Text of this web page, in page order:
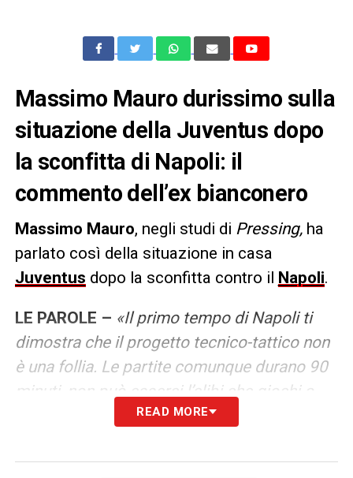
Massimo Mauro durissimo sulla
situazione della Juventus dopo
la sconfitta di Napoli: il
commento dell’ex bianconero
Massimo Mauro, negli studi di Pressing, ha
parlato così della situazione in casa
Juventus dopo la sconfitta contro il Napoli.
LE PAROLE – «Il primo tempo di Napoli ti
dimostra che il progetto tecnico-tattico non
è una follia. Le partite comunque durano 90
minuti, non può esserci l’alibi che giochi o
non giochi le coppe, perché quello è un alibi
comunicazione che non deve fare l’allenatore
READ MORE